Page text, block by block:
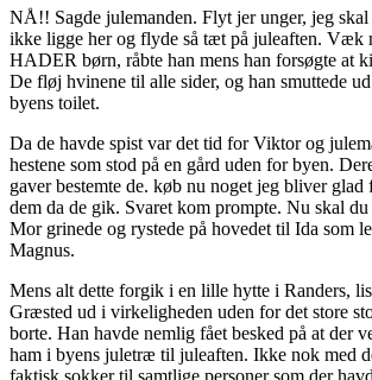
NÅ!! Sagde julemanden. Flyt jer unger, jeg
ikke ligge her og flyde så tæt på juleaften. Væk
HADER børn, råbte han mens han forsøgte at
De fløj hvinene til alle sider, og han smuttede
byens toilet.
Da de havde spist var det tid for Viktor og
hestene som stod på en gård uden for byen.
gaver bestemte de. køb nu noget jeg bliver glad
dem da de gik. Svaret kom prompte. Nu skal
Mor grinede og rystede på hovedet til Ida som
Magnus.
Mens alt dette forgik i en lille hytte i Randers,
Græsted ud i virkeligheden uden for det store
borte. Han havde nemlig fået besked på at der
ham i byens juletræ til juleaften. Ikke nok med
faktisk sokker til samtlige personer som der